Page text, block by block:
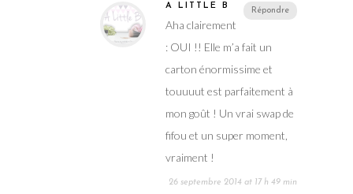
Répondre
A LITTLE B
Aha clairement
: OUI !! Elle m’a fait un
carton énormissime et
touuuut est parfaitement à
mon goût ! Un vrai swap de
fifou et un super moment,
vraiment !
26 septembre 2014 at 17 h 49 min